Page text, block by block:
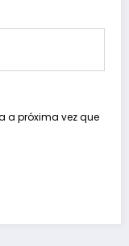
a próxima vez que